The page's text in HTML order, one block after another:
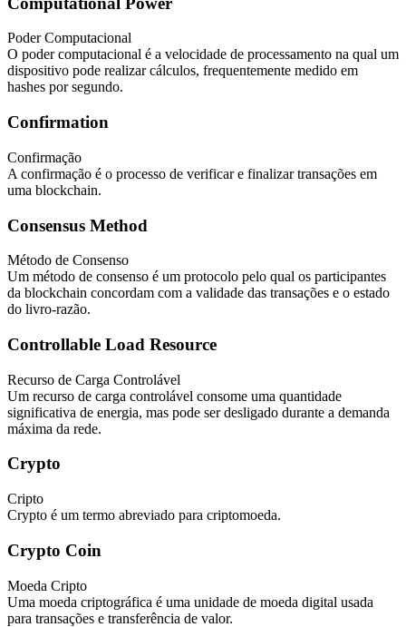
Poder Computacional
O poder computacional é a velocidade de processamento na qual um
dispositivo pode realizar cálculos, frequentemente medido em
hashes por segundo.
Confirmation
Confirmação
A confirmação é o processo de verificar e finalizar transações em
uma blockchain.
Consensus Method
Método de Consenso
Um método de consenso é um protocolo pelo qual os participantes
da blockchain concordam com a validade das transações e o estado
do livro-razão.
Controllable Load Resource
Recurso de Carga Controlável
Um recurso de carga controlável consome uma quantidade
significativa de energia, mas pode ser desligado durante a demanda
máxima da rede.
Crypto
Cripto
Crypto é um termo abreviado para criptomoeda.
Crypto Coin
Moeda Cripto
Uma moeda criptográfica é uma unidade de moeda digital usada
para transações e transferência de valor.